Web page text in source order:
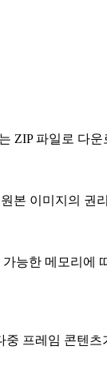
ZIP 파일로 다
본 이미지의 권
능한 메모리에
프레임 콘텐